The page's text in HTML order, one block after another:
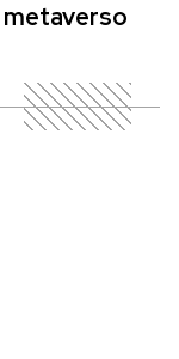
metaverso